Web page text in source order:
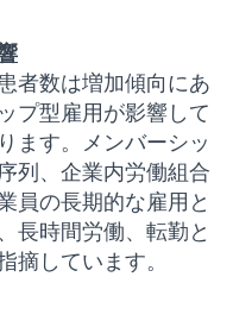
者数は増加傾向にあ
プ型雇用が影響して
ます。メンバーシッ
列、企業内労働組合
員の長期的な雇用と
長時間労働、転勤と
摘しています。